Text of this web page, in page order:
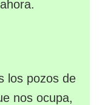
los pozos de
nos ocupa,